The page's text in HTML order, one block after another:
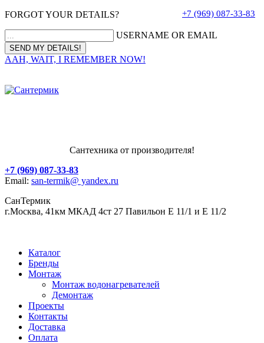
FORGOT YOUR DETAILS?
USERNAME OR EMAIL
AAH, WAIT, I REMEMBER NOW!
+7 (969) 087-33-83
Сантехника от производителя!
+7 (969) 087-33-83
Email: san-termik@ yandex.ru
СанТермик
г.Москва, 41км МКАД 4ст 27 Павильон Е 11/1 и Е 11/2
Каталог
Бренды
Монтаж
Монтаж водонагревателей
Демонтаж
Проекты
Контакты
Доставка
Оплата